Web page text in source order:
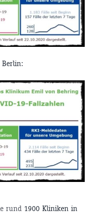
:
rund 1900 Kliniken in